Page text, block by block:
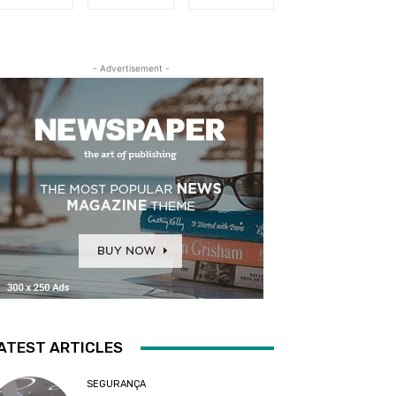
- Advertisement -
ARTICLES
SEGURANÇA